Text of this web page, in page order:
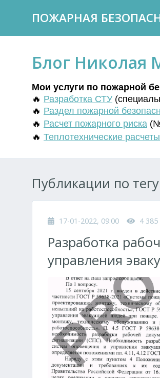
ПОЖАРНАЯ
Блог Николая
Мои услуги по пожарной
🔥 Разработка СТУ (
🔥 Раздел пожарной
🔥 Расчет пожарного риска
🔥 Теплотехнические расчеты
Публикации по
17-01-2022, 09:00 4 385
Разработка
управления